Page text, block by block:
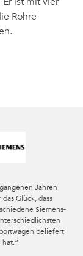
Rohre
Jahren
Glück, dass
Siemens-
beliefert
hat.“